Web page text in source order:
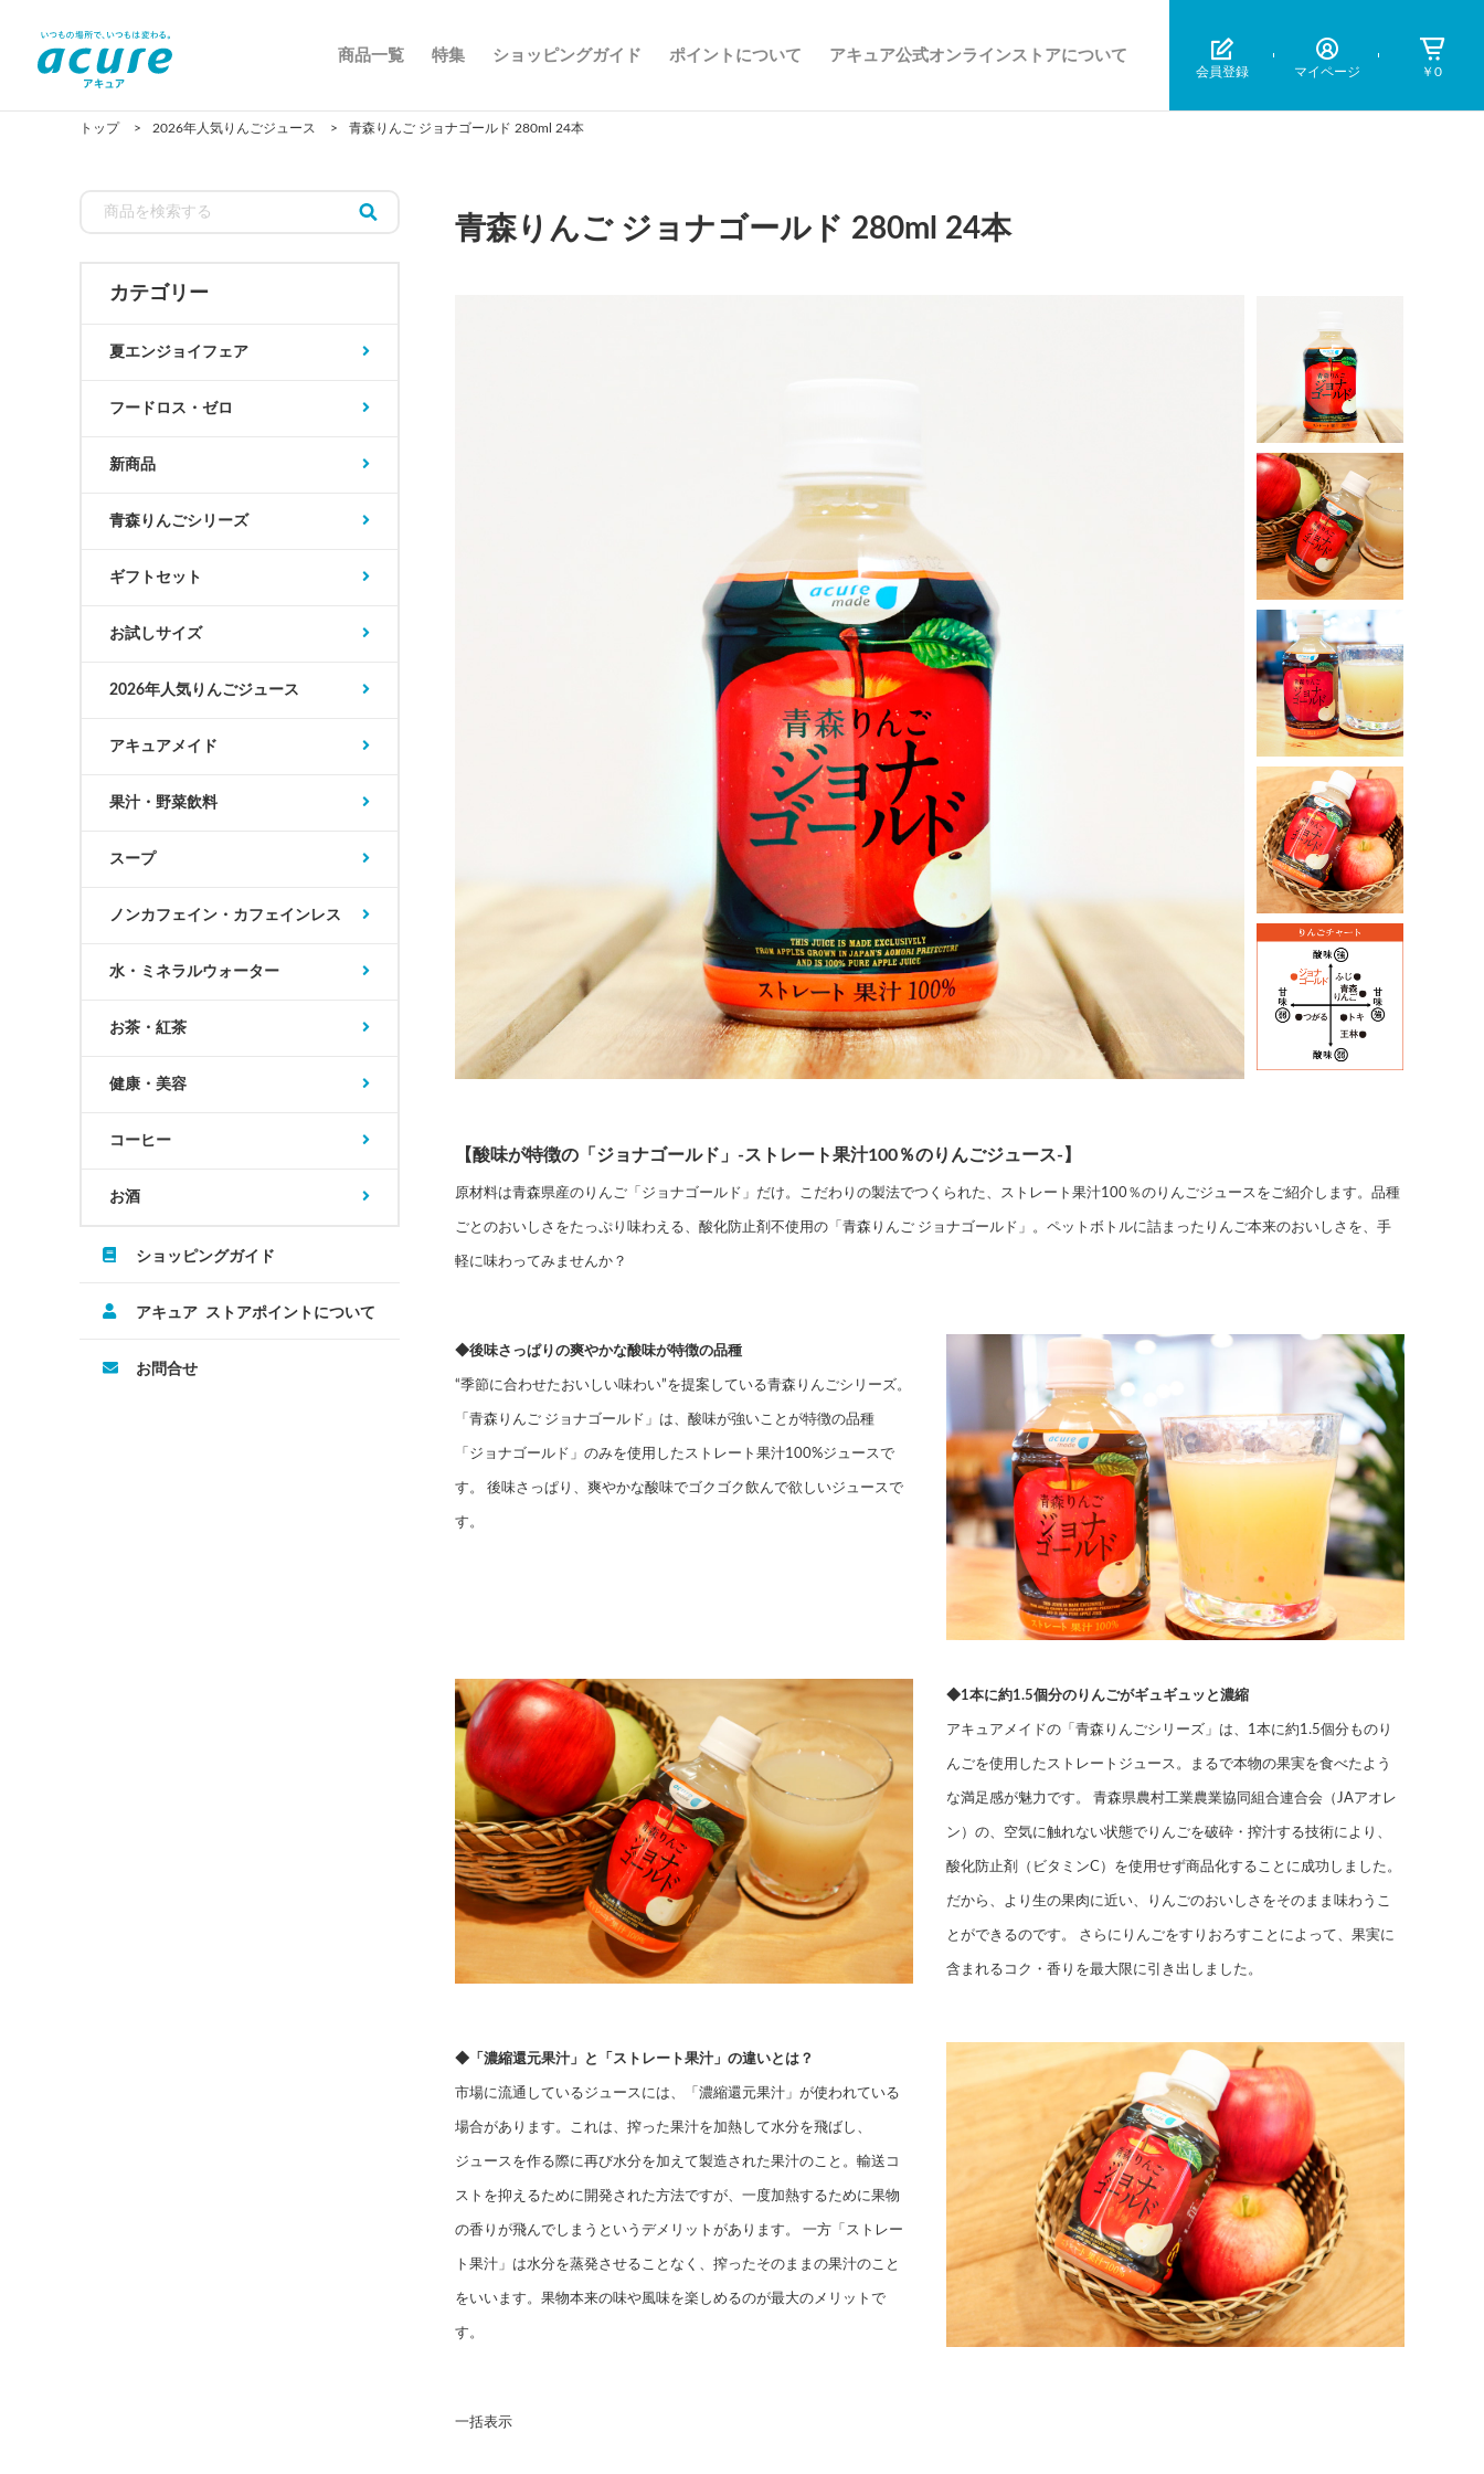
商品一覧 特集 ショッピングガイド ポイントについて アキュア公式オンラインストアについて
会員登録 マイページ ￥0
トップ 2026年人気りんごジュース 青森りんご ジョナゴールド 280ml 24本
カテゴリー
夏エンジョイフェア
フードロス・ゼロ
新商品
青森りんごシリーズ
ギフトセット
お試しサイズ
2026年人気りんごジュース
アキュアメイド
果汁・野菜飲料
スープ
ノンカフェイン・カフェインレス
水・ミネラルウォーター
お茶・紅茶
健康・美容
コーヒー
お酒
ショッピングガイド
アキュア ストアポイントについて
お問合せ
青森りんご ジョナゴールド 280ml 24本
【酸味が特徴の「ジョナゴールド」-ストレート果汁100％のりんごジュース-】
原材料は青森県産のりんご「ジョナゴールド」だけ。こだわりの製法でつくられた、ストレート果汁100％のりんごジュースをご紹介します。品種
ごとのおいしさをたっぷり味わえる、酸化防止剤不使用の「青森りんご ジョナゴールド」。ペットボトルに詰まったりんご本来のおいしさを、手
軽に味わってみませんか？
◆後味さっぱりの爽やかな酸味が特徴の品種
“季節に合わせたおいしい味わい”を提案している青森りんごシリーズ。
「青森りんご ジョナゴールド」は、酸味が強いことが特徴の品種
「ジョナゴールド」のみを使用したストレート果汁100%ジュースで
す。 後味さっぱり、爽やかな酸味でゴクゴク飲んで欲しいジュースで
す。
◆1本に約1.5個分のりんごがギュギュッと濃縮
アキュアメイドの「青森りんごシリーズ」は、1本に約1.5個分ものり
んごを使用したストレートジュース。まるで本物の果実を食べたよう
な満足感が魅力です。 青森県農村工業農業協同組合連合会（JAアオレ
ン）の、空気に触れない状態でりんごを破砕・搾汁する技術により、
酸化防止剤（ビタミンC）を使用せず商品化することに成功しました。
だから、より生の果肉に近い、りんごのおいしさをそのまま味わうこ
とができるのです。 さらにりんごをすりおろすことによって、果実に
含まれるコク・香りを最大限に引き出しました。
◆「濃縮還元果汁」と「ストレート果汁」の違いとは？
市場に流通しているジュースには、「濃縮還元果汁」が使われている
場合があります。これは、搾った果汁を加熱して水分を飛ばし、
ジュースを作る際に再び水分を加えて製造された果汁のこと。輸送コ
ストを抑えるために開発された方法ですが、一度加熱するために果物
の香りが飛んでしまうというデメリットがあります。 一方「ストレー
ト果汁」は水分を蒸発させることなく、搾ったそのままの果汁のこと
をいいます。果物本来の味や風味を楽しめるのが最大のメリットで
す。
一括表示